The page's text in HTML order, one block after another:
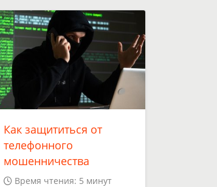
Как защититься от
телефонного
мошенничества
Время чтения: 5 минут